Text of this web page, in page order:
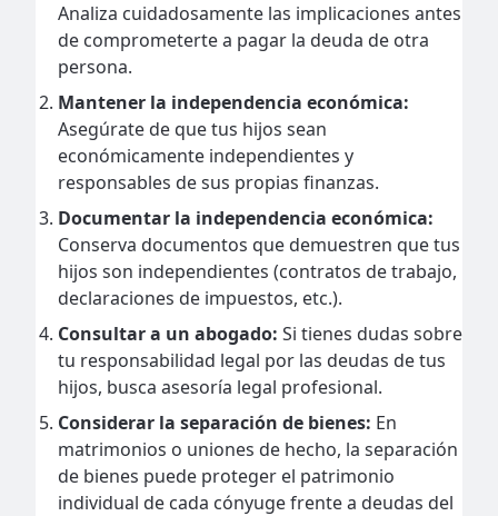
Analiza cuidadosamente las implicaciones antes
de comprometerte a pagar la deuda de otra
persona.
Mantener la independencia económica:
Asegúrate de que tus hijos sean
económicamente independientes y
responsables de sus propias finanzas.
Documentar la independencia económica:
Conserva documentos que demuestren que tus
hijos son independientes (contratos de trabajo,
declaraciones de impuestos, etc.).
Consultar a un abogado: Si tienes dudas sobre
tu responsabilidad legal por las deudas de tus
hijos, busca asesoría legal profesional.
Considerar la separación de bienes: En
matrimonios o uniones de hecho, la separación
de bienes puede proteger el patrimonio
individual de cada cónyuge frente a deudas del